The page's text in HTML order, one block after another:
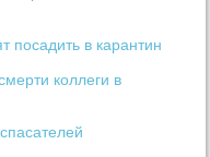
посадить в карантин
коллеги в